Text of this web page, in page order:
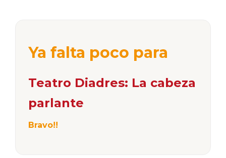
Ya falta poco para
Teatro Diadres: La cabeza
parlante
Bravo!!